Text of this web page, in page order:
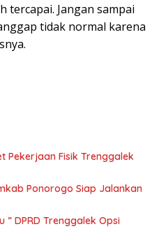
tercapai. Jangan sampai
tidak normal karena
Pekerjaan Fisik Trenggalek
Ponorogo Siap Jalankan
” DPRD Trenggalek Opsi